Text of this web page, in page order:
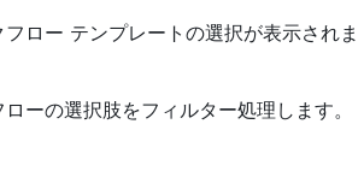
ロー テンプレートの選択が表示されま
ーの選択肢をフィルター処理します。